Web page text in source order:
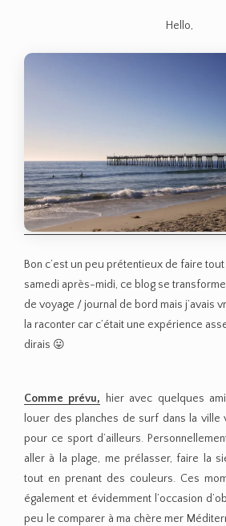
Hello,
Bon c’est un peu prétentieux de faire
samedi après-midi, ce blog se
de voyage / journal de bord mais j’avais
la raconter car c’était une expérience
dirais 😛
Comme prévu, hier avec quelques
louer des planches de surf dans la ville
pour ce sport d’ailleurs.
aller à la plage, me prélasser, faire la
tout en prenant des couleurs. Ces
également et évidemment l’occasion
peu le comparer à ma chère mer